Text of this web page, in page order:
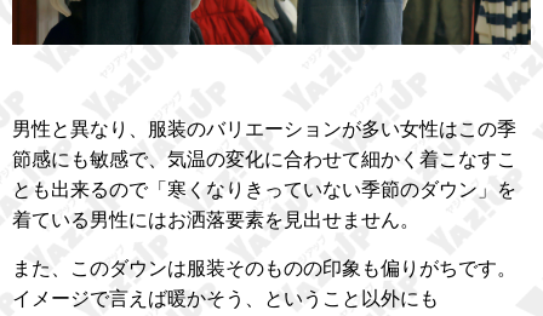
男性と異なり、服装のバリエーションが多い女性はこの季
節感にも敏感で、気温の変化に合わせて細かく着こなすこ
とも出来るので「寒くなりきっていない季節のダウン」を
着ている男性にはお洒落要素を見出せません。
また、このダウンは服装そのものの印象も偏りがちです。
イメージで言えば暖かそう、ということ以外にも